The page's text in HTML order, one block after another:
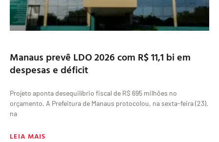
Manaus prevê LDO 2026 com R$ 11,1 bi em
despesas e déficit
Projeto aponta desequilíbrio fiscal de R$ 695 milhões no
orçamento. A Prefeitura de Manaus protocolou, na sexta-feira (23),
na
LEIA MAIS